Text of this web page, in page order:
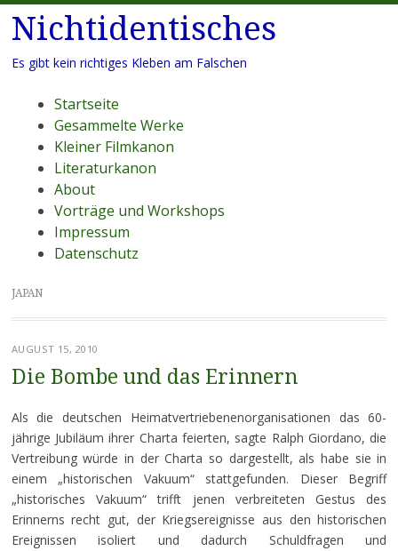
Nichtidentisches
Es gibt kein richtiges Kleben am Falschen
Menü
Zum
Inhalt
springen
Startseite
Gesammelte Werke
Kleiner Filmkanon
Literaturkanon
About
Vorträge und Workshops
Impressum
Datenschutz
JAPAN
AUGUST 15, 2010
Die Bombe und das Erinnern
Als die deutschen Heimatvertriebenenorganisationen das 60-
jährige Jubiläum ihrer Charta feierten, sagte Ralph Giordano, die
Vertreibung würde in der Charta so dargestellt, als habe sie in
einem „historischen Vakuum“ stattgefunden. Dieser Begriff
„historisches Vakuum“ trifft jenen verbreiteten Gestus des
Erinnerns recht gut, der Kriegsereignisse aus den historischen
Ereignissen isoliert und dadurch Schuldfragen und